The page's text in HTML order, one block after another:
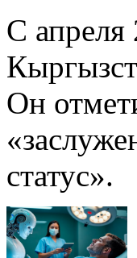
С апреля
Он
статус».